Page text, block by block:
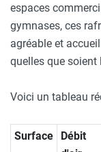
espaces
gymnases, ces
agréable et
quelles que soient
Voici un tableau
Surface
Débit